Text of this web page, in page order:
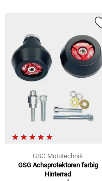
GSG Mototechnik
GSG Achsprotektoren farbig
Hinterrad